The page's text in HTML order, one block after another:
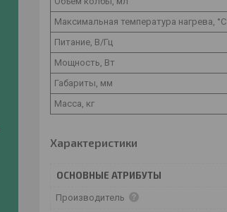
Максимальная температура нагрева, °С
Питание, В/Гц
Мощность, Вт
Габариты, мм
Масса, кг
Характеристики
ОСНОВНЫЕ АТРИБУТЫ
Производитель